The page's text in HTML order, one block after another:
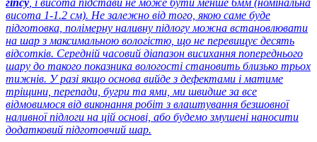
висота 1-1.2 см). Не залежно від того, якою саме буде
підготовка, полімерну наливну підлогу можна встановлювати
на шар з максимальною вологістю, що не перевищує десять
відсотків. Середній часовий діапазон висихання попереднього
шару до такого показника вологості становить близько трьох
тижнів. У разі якщо основа вийде з дефектами і матиме
тріщини, перепади, бугри та ями, ми швидше за все
відмовимося від виконання робіт з влаштування безшовної
наливної підлоги на цій основі, або будемо змушені наносити
додатковий підготовчий шар.